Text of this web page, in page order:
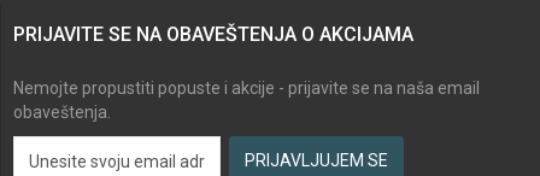
PRIJAVITE SE NA OBAVEŠTENJA O AKCIJAMA
Nemojte propustiti popuste i akcije - prijavite se na naša email
obaveštenja.